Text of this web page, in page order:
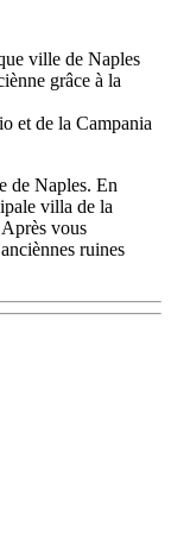
ville de Naples
grâce à la
et de la Campania
de Naples. En
villa de la
vous
ruines